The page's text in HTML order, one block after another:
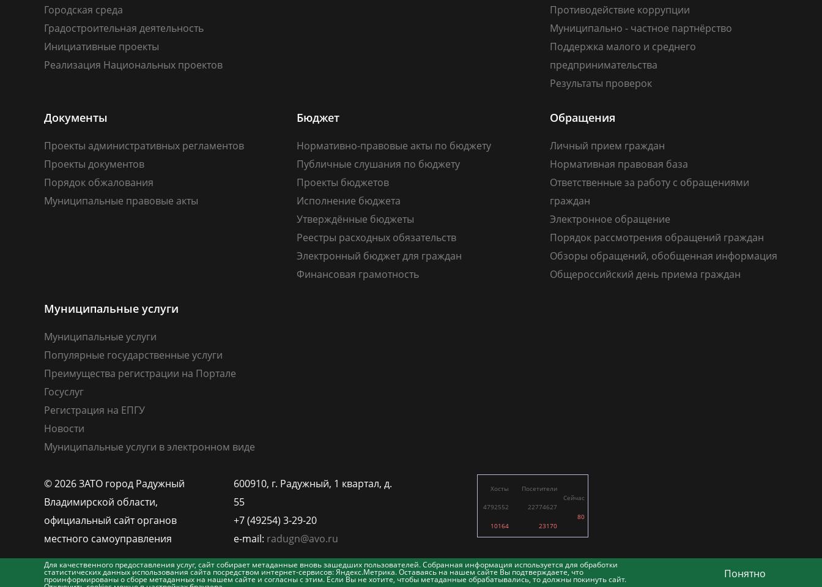
Для качественного предоставления услуг, сайт собирает метаданные вновь зашедших пользователей. Собранная информация используется для обработки
статистических данных использования сайта посредством интернет-сервисов: Яндекс.Метрика. Оставаясь на нашем сайте Вы подтверждаете, что
проинформированы о сборе метаданных на нашем сайте и согласны с этим. Если Вы не хотите, чтобы метаданные обрабатывались, то должны покинуть сайт. Понятно
Городская среда
Градостроительная деятельность
Инициативные проекты
Реализация Национальных проектов
Противодействие коррупции
Муниципально - частное партнёрство
Поддержка малого и среднего
предпринимательства
Результаты проверок
Документы
Проекты административных регламентов
Проекты документов
Порядок обжалования
Муниципальные правовые акты
Бюджет
Нормативно-правовые акты по бюджету
Публичные слушания по бюджету
Проекты бюджетов
Исполнение бюджета
Утверждённые бюджеты
Реестры расходных обязательств
Электронный бюджет для граждан
Финансовая грамотность
Обращения
Личный прием граждан
Нормативная правовая база
Ответственные за работу с обращениями
граждан
Электронное обращение
Порядок рассмотрения обращений граждан
Обзоры обращений, обобщенная информация
Общероссийский день приема граждан
Муниципальные услуги
Муниципальные услуги
Популярные государственные услуги
Преимущества регистрации на Портале
Госуслуг
Регистрация на ЕПГУ
Новости
Муниципальные услуги в электронном виде
© 2026 ЗАТО город Радужный
Владимирской области,
официальный сайт органов
местного самоуправления
600910, г. Радужный, 1 квартал, д.
55
+7 (49254) 3-29-20
e-mail: radugn@avo.ru
Хосты
4792552
10164
Посетители
22774627
23170
Сейчас
80